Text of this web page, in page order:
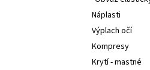
Náplasti
Výplach očí
Kompresy
Krytí - mastné